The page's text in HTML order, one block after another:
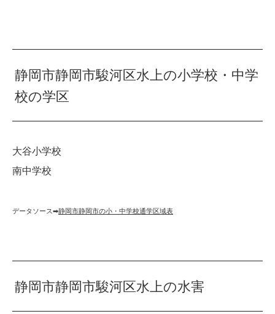
静岡市静岡市駿河区水上の小学校・中学
校の学区
大谷小学校
南中学校
データソース➡︎静岡市静岡市の小・中学校通学区域表
静岡市静岡市駿河区水上の水害